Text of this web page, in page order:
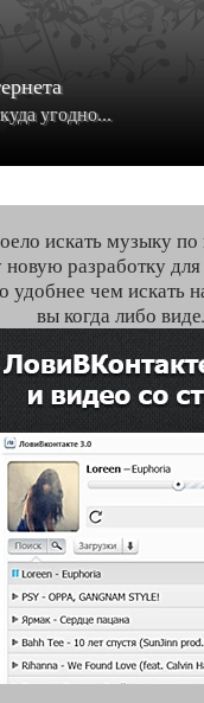
угодно...
искать музыку
разработку для
удобнее чем искать
вы когда либо